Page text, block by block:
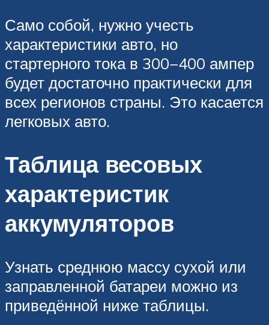
Само собой, нужно учесть
характеристики авто, но
стартерного тока в 300−400 ампер
будет достаточно практически для
всех регионов страны. Это касается
легковых авто.
Таблица весовых
характеристик
аккумуляторов
Узнать среднюю массу сухой или
заправленной батареи можно из
приведённой ниже таблицы.